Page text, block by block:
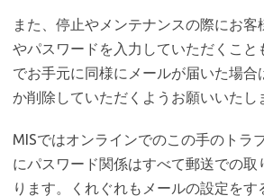
また、停止やメンテナンスの際にお客
やパスワードを入力していただくこと
でお手元に同様にメールが届いた場合
か削除していただくようお願いいたし
MISではオンラインでのこの手のトラ
にパスワード関係はすべて郵送での取
ります。くれぐれもメールの設定をす